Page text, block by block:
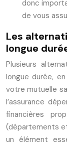
donc
de vous
Les
longue
Plusieurs
longue durée,
votre mutuelle
l’assurance
financières
(départements
un élément